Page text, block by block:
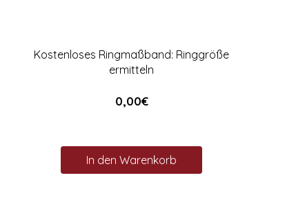
Kostenloses Ringmaßband: Ringgröße
ermitteln
0,00€Preis
In den Warenkorb